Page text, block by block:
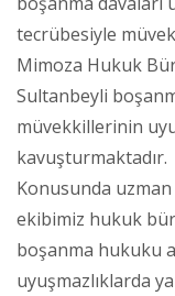
tecrübesiyle
Mimoza Hukuk
Sultanbeyli
müvekkillerinin
kavuşturmaktadır.
Konusunda uzman
ekibimiz hukuk
boşanma hukuku
uyuşmazlıklarda